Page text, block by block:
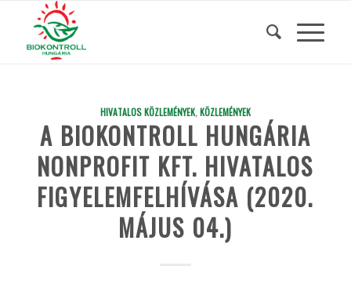
HIVATALOS KÖZLEMÉNYEK, KÖZLEMÉNYEK
A BIOKONTROLL HUNGÁRIA
NONPROFIT KFT. HIVATALOS
FIGYELEMFELHÍVÁSA (2020.
MÁJUS 04.)